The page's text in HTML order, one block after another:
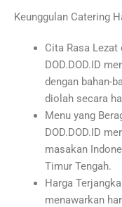
Keunggulan Catering
Cita Rasa
DOD.DOD.ID
dengan bahan-
diolah secara
Menu yang
DOD.DOD.ID
masakan
Timur Tengah.
Harga
menawarkan